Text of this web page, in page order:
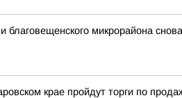
благовещенского микрорайона
крае пройдут торги по